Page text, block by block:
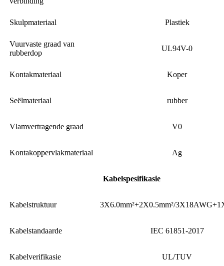
Skulpmateriaal Plastiek
Vuurvaste graad van
rubberdop
UL94V-0
Kontakmateriaal Koper
Seëlmateriaal rubber
Vlamvertragende graad V0
Kontakoppervlakmateriaal Ag
Kabelspesifikasie
Kabelstruktuur 3X6.0mm²+2X0.5mm²/
Kabelstandaarde IEC 61851-2017
Kabelverifikasie UL/TUV